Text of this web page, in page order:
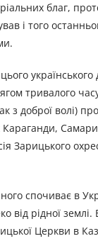
благ,
і того
цього
тривалого
з доброї волі)
Караганди,
Зарицького
спочиває в
від рідної
Церкви в